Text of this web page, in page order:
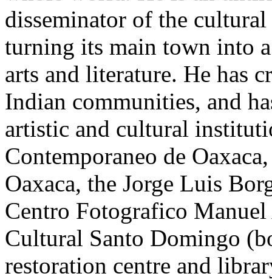
disseminator of the
turning its main town into
arts and literature. He has
Indian communities, and
artistic and cultural
Contemporaneo de
Oaxaca, the Jorge Luis
Centro Fotografico
Cultural Santo Domingo
restoration centre and